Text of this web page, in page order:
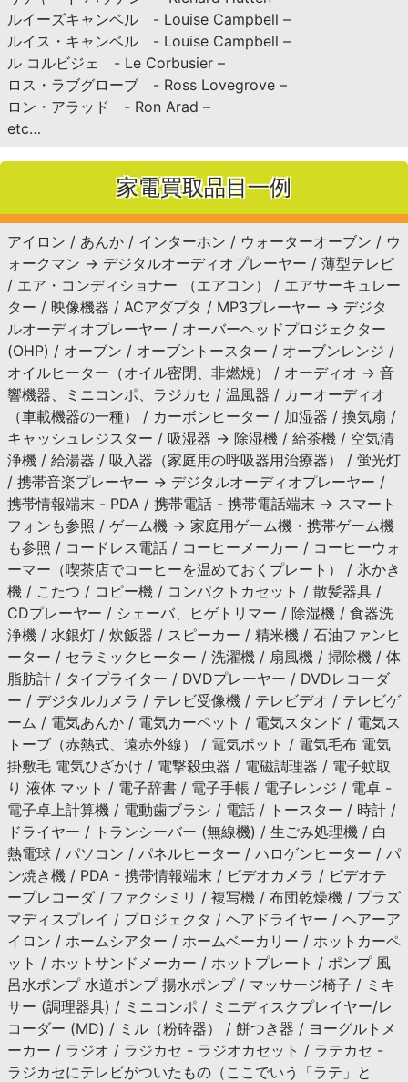
ルイーズキャンベル - Louise Campbell –
ルイス・キャンベル - Louise Campbell –
ル コルビジェ - Le Corbusier –
ロス・ラブグローブ - Ross Lovegrove –
ロン・アラッド - Ron Arad –
etc…
家電買取品目一例
アイロン / あんか / インターホン / ウォーターオーブン / ウ
ォークマン → デジタルオーディオプレーヤー / 薄型テレビ
/ エア・コンディショナー （エアコン） / エアサーキュレー
ター / 映像機器 / ACアダプタ / MP3プレーヤー → デジタ
ルオーディオプレーヤー / オーバーヘッドプロジェクター
(OHP) / オーブン / オーブントースター / オーブンレンジ /
オイルヒーター（オイル密閉、非燃焼） / オーディオ → 音
響機器、ミニコンポ、ラジカセ / 温風器 / カーオーディオ
（車載機器の一種） / カーボンヒーター / 加湿器 / 換気扇 /
キャッシュレジスター / 吸湿器 → 除湿機 / 給茶機 / 空気清
浄機 / 給湯器 / 吸入器（家庭用の呼吸器用治療器） / 蛍光灯
/ 携帯音楽プレーヤー → デジタルオーディオプレーヤー /
携帯情報端末 - PDA / 携帯電話 - 携帯電話端末 → スマート
フォンも参照 / ゲーム機 → 家庭用ゲーム機・携帯ゲーム機
も参照 / コードレス電話 / コーヒーメーカー / コーヒーウォ
ーマー（喫茶店でコーヒーを温めておくプレート） / 氷かき
機 / こたつ / コピー機 / コンパクトカセット / 散髪器具 /
CDプレーヤー / シェーバ、ヒゲトリマー / 除湿機 / 食器洗
浄機 / 水銀灯 / 炊飯器 / スピーカー / 精米機 / 石油ファンヒ
ーター / セラミックヒーター / 洗濯機 / 扇風機 / 掃除機 / 体
脂肪計 / タイプライター / DVDプレーヤー / DVDレコーダ
ー / デジタルカメラ / テレビ受像機 / テレビデオ / テレビゲ
ーム / 電気あんか / 電気カーペット / 電気スタンド / 電気ス
トーブ（赤熱式、遠赤外線） / 電気ポット / 電気毛布 電気
掛敷毛 電気ひざかけ / 電撃殺虫器 / 電磁調理器 / 電子蚊取
り 液体 マット / 電子辞書 / 電子手帳 / 電子レンジ / 電卓 -
電子卓上計算機 / 電動歯ブラシ / 電話 / トースター / 時計 /
ドライヤー / トランシーバー (無線機) / 生ごみ処理機 / 白
熱電球 / パソコン / パネルヒーター / ハロゲンヒーター / パ
ン焼き機 / PDA - 携帯情報端末 / ビデオカメラ / ビデオテ
ープレコーダ / ファクシミリ / 複写機 / 布団乾燥機 / プラズ
マディスプレイ / プロジェクタ / ヘアドライヤー / ヘアーア
イロン / ホームシアター / ホームベーカリー / ホットカーペ
ット / ホットサンドメーカー / ホットプレート / ポンプ 風
呂水ポンプ 水道ポンプ 揚水ポンプ / マッサージ椅子 / ミキ
サー (調理器具) / ミニコンポ / ミニディスクプレイヤー/レ
コーダー (MD) / ミル（粉砕器） / 餅つき器 / ヨーグルトメ
ーカー / ラジオ / ラジカセ - ラジオカセット / ラテカセ -
ラジカセにテレビがついたもの（ここでいう「ラテ」と